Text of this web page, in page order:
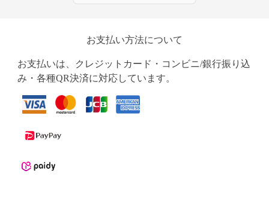
お支払い方法について
お支払いは、クレジットカード・コンビニ/銀行振り込
み・各種QR決済に対応しています。